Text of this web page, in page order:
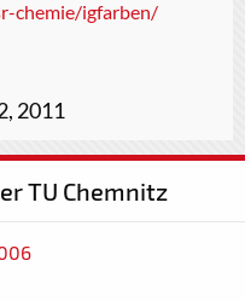
chemie/igfarben/
2011
TU Chemnitz